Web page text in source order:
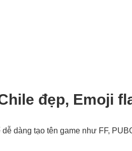
đẹp, Emoji
dàng tạo tên game như FF,